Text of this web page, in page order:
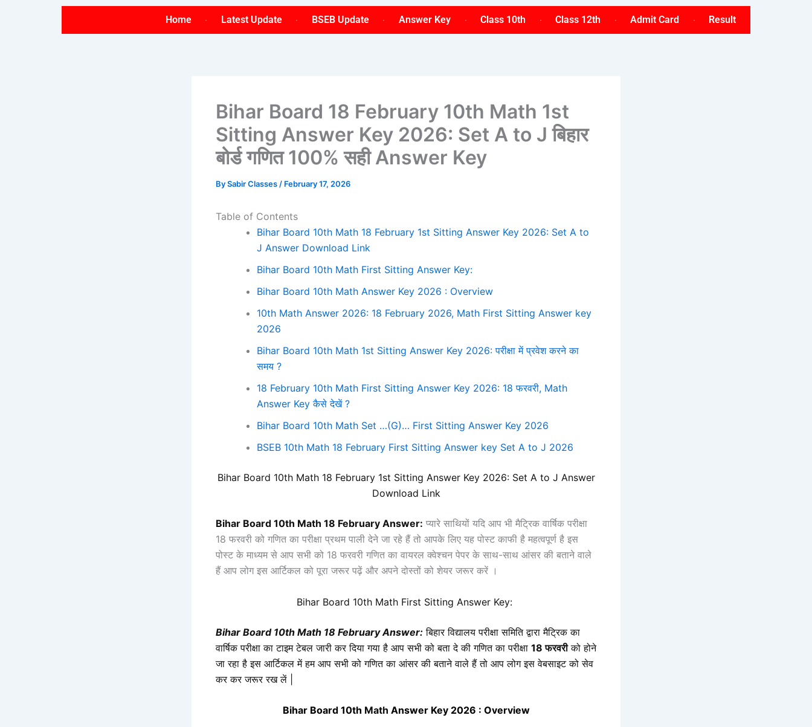
Home Latest Update BSEB Update Answer Key Class 10th Class 12th Admit Card Result
Bihar Board 18 February 10th Math 1st
Sitting Answer Key 2026: Set A to J बिहार
बोर्ड गणित 100% सही Answer Key
BySabir Classes / February 17, 2026
Table of Contents
Bihar Board 10th Math 18 February 1st Sitting Answer Key 2026: Set A to
J Answer Download Link
Bihar Board 10th Math First Sitting Answer Key:
Bihar Board 10th Math Answer Key 2026 : Overview
10th Math Answer 2026: 18 February 2026, Math First Sitting Answer key
2026
Bihar Board 10th Math 1st Sitting Answer Key 2026: परीक्षा में प्रवेश करने का
समय ?
18 February 10th Math First Sitting Answer Key 2026: 18 फरवरी, Math
Answer Key कैसे देखें ?
Bihar Board 10th Math Set …(G)… First Sitting Answer Key 2026
BSEB 10th Math 18 February First Sitting Answer key Set A to J 2026
Bihar Board 10th Math 18 February 1st Sitting Answer Key 2026: Set A to J Answer
Download Link
Bihar Board 10th Math 18 February Answer: प्यारे साथियों यदि आप भी मैट्रिक वार्षिक परीक्षा
18 फरवरी को गणित का परीक्षा प्रथम पाली देने जा रहे हैं तो आपके लिए यह पोस्ट काफी है महत्वपूर्ण है इस
पोस्ट के माध्यम से आप सभी को 18 फरवरी गणित का वायरल क्वेश्चन पेपर के साथ-साथ आंसर की बताने वाले
हैं आप लोग इस आर्टिकल को पूरा जरूर पढ़ें और अपने दोस्तों को शेयर जरूर करें ।
Bihar Board 10th Math First Sitting Answer Key:
Bihar Board 10th Math 18 February Answer: बिहार विद्यालय परीक्षा समिति द्वारा मैट्रिक का
वार्षिक परीक्षा का टाइम टेबल जारी कर दिया गया है आप सभी को बता दे की गणित का परीक्षा 18 फरवरीको होने
जा रहा है इस आर्टिकल में हम आप सभी कोगणितका आंसर की बताने वाले हैं तो आप लोग इस वेबसाइट को सेव
कर कर जरूर रख लें |
Bihar Board 10th Math Answer Key 2026 : Overview